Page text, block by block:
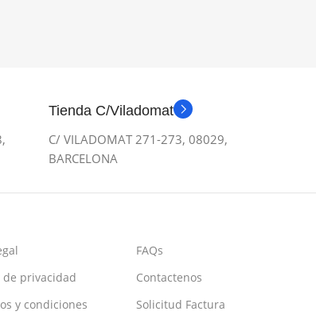
Tienda C/Viladomat
C/ VILADOMAT 271-273, 08029,
BARCELONA
de privacidad
y condiciones
FAQs
Contactenos
Solicitud Factura